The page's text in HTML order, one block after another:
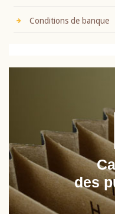
Conditions de banque
des